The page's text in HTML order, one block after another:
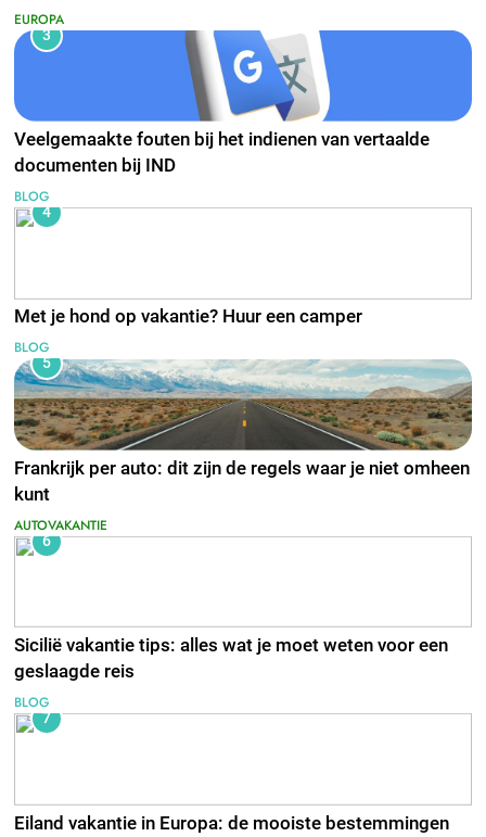
EUROPA
3
Veelgemaakte fouten bij het indienen van vertaalde
documenten bij IND
BLOG
4
Met je hond op vakantie? Huur een camper
BLOG
5
Frankrijk per auto: dit zijn de regels waar je niet omheen
kunt
AUTOVAKANTIE
6
Sicilië vakantie tips: alles wat je moet weten voor een
geslaagde reis
BLOG
7
Eiland vakantie in Europa: de mooiste bestemmingen